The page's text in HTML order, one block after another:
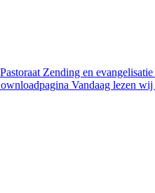
Pastoraat Zending en evangelisatie
Vandaag lezen wij